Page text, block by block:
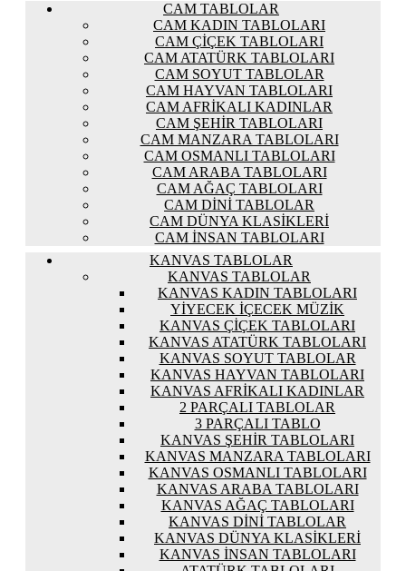
CAM TABLOLAR
CAM KADIN TABLOLARI
CAM ÇIÇEK TABLOLARI
CAM ATATÜRK TABLOLARI
CAM SOYUT TABLOLAR
CAM HAYVAN TABLOLARI
CAM AFRIKALI KADINLAR
CAM ŞEHIR TABLOLARI
CAM MANZARA TABLOLARI
CAM OSMANLI TABLOLARI
CAM ARABA TABLOLARI
CAM AĞAÇ TABLOLARI
CAM DINI TABLOLAR
CAM DÜNYA KLASIKLERI
CAM İNSAN TABLOLARI
KANVAS TABLOLAR
KANVAS TABLOLAR
KANVAS KADIN TABLOLARI
YIYECEK İÇECEK MÜZIK
KANVAS ÇIÇEK TABLOLARI
KANVAS ATATÜRK TABLOLARI
KANVAS SOYUT TABLOLAR
KANVAS HAYVAN TABLOLARI
KANVAS AFRIKALI KADINLAR
2 PARÇALI TABLOLAR
3 PARÇALI TABLO
KANVAS ŞEHIR TABLOLARI
KANVAS MANZARA TABLOLARI
KANVAS OSMANLI TABLOLARI
KANVAS ARABA TABLOLARI
KANVAS AĞAÇ TABLOLARI
KANVAS DINI TABLOLAR
KANVAS DÜNYA KLASIKLERI
KANVAS İNSAN TABLOLARI